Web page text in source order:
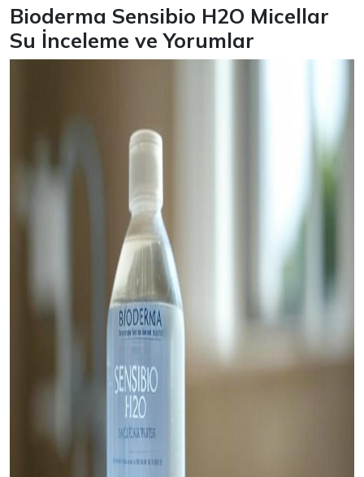
Bioderma Sensibio H2O Micellar
Su İnceleme ve Yorumlar